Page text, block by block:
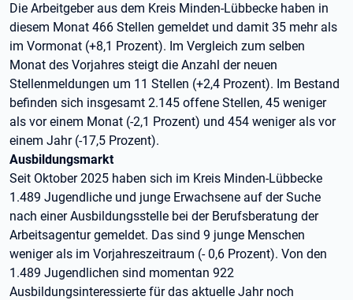
Die Arbeitgeber aus dem Kreis Minden-Lübbecke haben in
diesem Monat 466 Stellen gemeldet und damit 35 mehr als
im Vormonat (+8,1 Prozent). Im Vergleich zum selben
Monat des Vorjahres steigt die Anzahl der neuen
Stellenmeldungen um 11 Stellen (+2,4 Prozent). Im Bestand
befinden sich insgesamt 2.145 offene Stellen, 45 weniger
als vor einem Monat (-2,1 Prozent) und 454 weniger als vor
einem Jahr (-17,5 Prozent).
Ausbildungsmarkt
Seit Oktober 2025 haben sich im Kreis Minden-Lübbecke
1.489 Jugendliche und junge Erwachsene auf der Suche
nach einer Ausbildungsstelle bei der Berufsberatung der
Arbeitsagentur gemeldet. Das sind 9 junge Menschen
weniger als im Vorjahreszeitraum (- 0,6 Prozent). Von den
1.489 Jugendlichen sind momentan 922
Ausbildungsinteressierte für das aktuelle Jahr noch